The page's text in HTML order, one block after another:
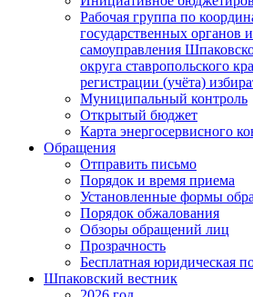
Рабочая группа по
государственных органов
самоуправления
округа ставропольского
регистрации (учёта)
Муниципальный контроль
Открытый бюджет
Карта энергосервисного
Обращения
Отправить письмо
Порядок и время приема
Установленные формы
Порядок обжалования
Обзоры обращений лиц
Прозрачность
Бесплатная юридическая
Шпаковский вестник